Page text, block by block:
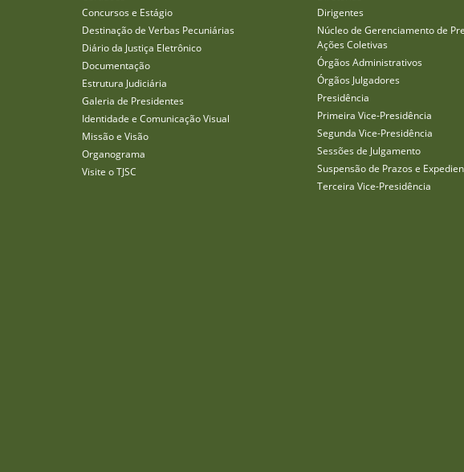
Concursos e Estágio
Destinação de Verbas Pecuniárias
Diário da Justiça Eletrônico
Documentação
Estrutura Judiciária
Galeria de Presidentes
Identidade e Comunicação Visual
Missão e Visão
Organograma
Visite o TJSC
Dirigentes
Núcleo de Gerenciamento de
Ações Coletivas
Órgãos Administrativos
Órgãos Julgadores
Presidência
Primeira Vice-Presidência
Segunda Vice-Presidência
Sessões de Julgamento
Suspensão de Prazos e
Terceira Vice-Presidência